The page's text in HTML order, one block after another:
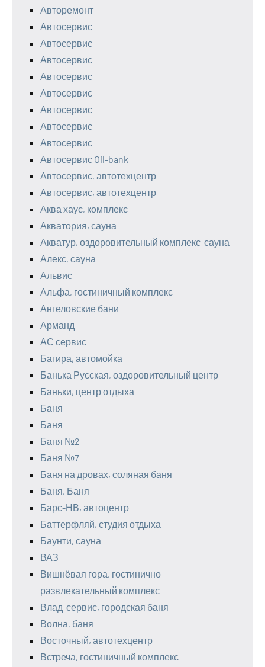
Авторемонт
Автосервис
Автосервис
Автосервис
Автосервис
Автосервис
Автосервис
Автосервис
Автосервис
Автосервис Oil-bank
Автосервис, автотехцентр
Автосервис, автотехцентр
Аква хаус, комплекс
Акватория, сауна
Акватур, оздоровительный комплекс-сауна
Алекс, сауна
Альвис
Альфа, гостиничный комплекс
Ангеловские бани
Арманд
АС сервис
Багира, автомойка
Банька Русская, оздоровительный центр
Баньки, центр отдыха
Баня
Баня
Баня №2
Баня №7
Баня на дровах, соляная баня
Баня, Баня
Барс-НВ, автоцентр
Баттерфляй, студия отдыха
Баунти, сауна
ВАЗ
Вишнёвая гора, гостинично-
развлекательный комплекс
Влад-сервис, городская баня
Волна, баня
Восточный, автотехцентр
Встреча, гостиничный комплекс